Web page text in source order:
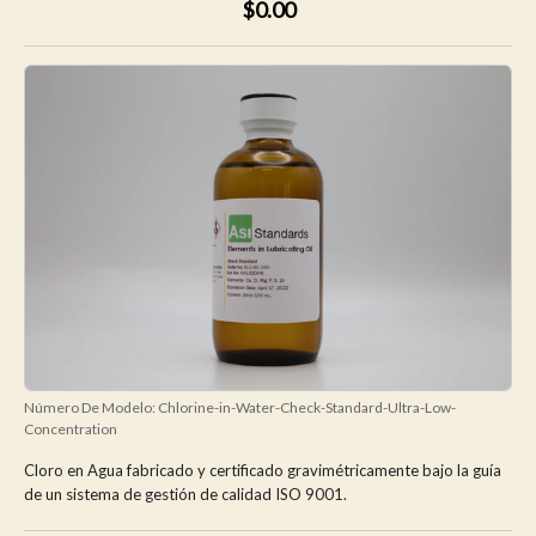
$0.00
Número De Modelo: Chlorine-in-Water-Check-Standard-Ultra-Low-
Concentration
Cloro en Agua fabricado y certificado gravimétricamente bajo la guía
de un sistema de gestión de calidad ISO 9001.